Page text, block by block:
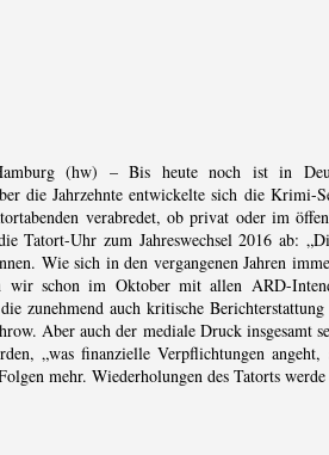
(hw) – Bis heute noch ist in
die Jahrzehnte entwickelte sich die
verabredet, ob privat oder im
Tatort-Uhr zum Jahreswechsel 2016 ab:
Wie sich in den vergangenen Jahren
wir schon im Oktober mit allen ARD-
zunehmend auch kritische
Aber auch der mediale Druck
„was finanzielle Verpflichtungen
mehr. Wiederholungen des Tatorts